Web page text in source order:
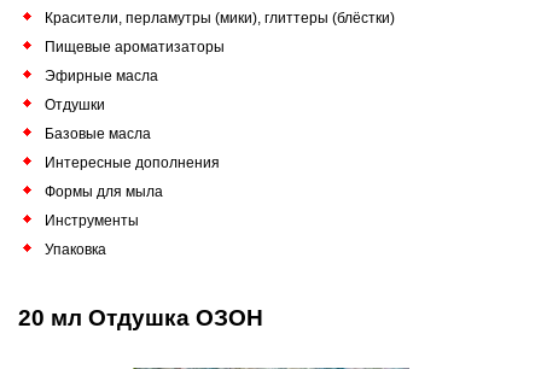
Красители, перламутры (мики), глиттеры (блёстки)
Пищевые ароматизаторы
Эфирные масла
Отдушки
Базовые масла
Интересные дополнения
Формы для мыла
Инструменты
Упаковка
20 мл Отдушка ОЗОН